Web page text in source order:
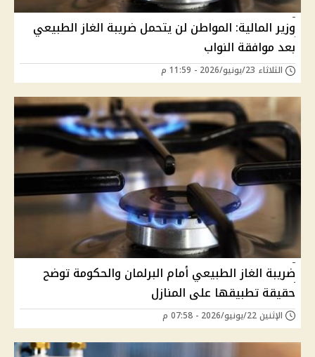
وزير المالية: المواطن لن يتحمل ضريبة الغاز الطبيعي
بعد موافقة النواب
الثلاثاء 23/يونيو/2026 - 11:59 م
ضريبة الغاز الطبيعي أمام البرلمان والحكومة توضح
حقيقة تطبيقها على المنازل
الإثنين 22/يونيو/2026 - 07:58 م